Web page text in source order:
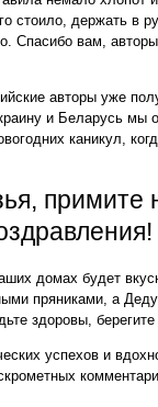
стоило, держать в
Спасибо вам,
авторы уже
и Беларусь мы
каникул,
примите
домах будет
пряниками, а
здоровы, берегите
успехов и